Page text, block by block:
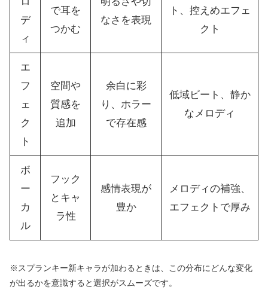
デ
ィ
で耳を
つかむ
なさを表現
ト、控えめエフェ
クト
エ
フ
ェ
ク
ト
空間や
質感を
追加
余白に彩
り、ホラー
で存在感
低域ビート、静か
なメロディ
ボ
ー
カ
ル
フック
とキャ
ラ性
感情表現が
豊か
メロディの補強、
エフェクトで厚み
※スプランキー新キャラが加わるときは、この分布にどんな変化
が出るかを意識すると選択がスムーズです。